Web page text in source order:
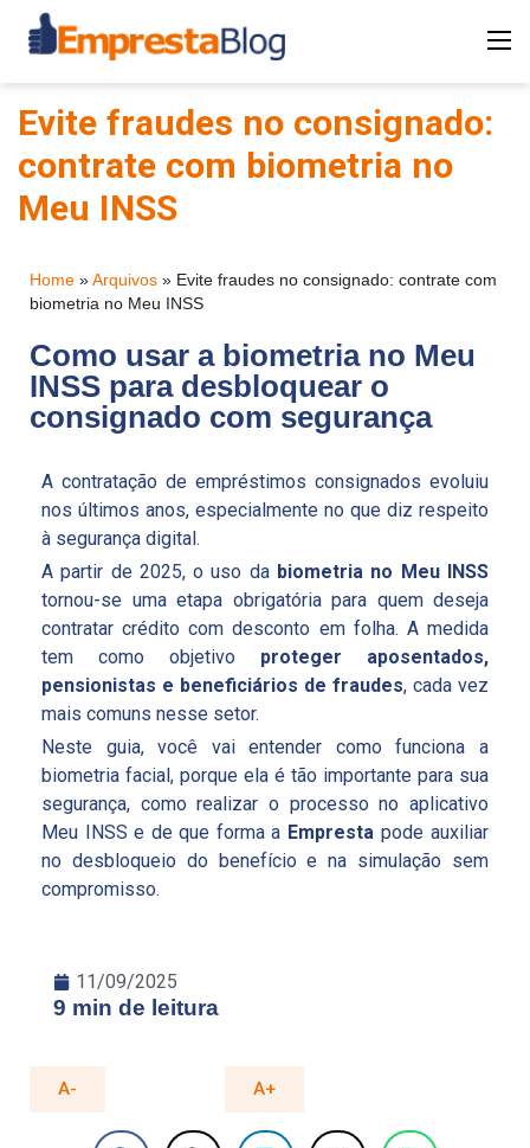
Evite fraudes no consignado:
contrate com biometria no
Meu INSS
Home » Arquivos » Evite fraudes no consignado: contrate com
biometria no Meu INSS
Como usar a biometria no Meu
INSS para desbloquear o
consignado com segurança
A contratação de empréstimos consignados evoluiu
nos últimos anos, especialmente no que diz respeito
à segurança digital.
A partir de 2025, o uso da biometria no Meu INSS
tornou-se uma etapa obrigatória para quem deseja
contratar crédito com desconto em folha. A medida
tem como objetivo proteger aposentados,
pensionistas e beneficiários de fraudes, cada vez
mais comuns nesse setor.
Neste guia, você vai entender como funciona a
biometria facial, porque ela é tão importante para sua
segurança, como realizar o processo no aplicativo
Meu INSS e de que forma a Empresta pode auxiliar
no desbloqueio do benefício e na simulação sem
compromisso.
11/09/2025
9 min de leitura
A- A+